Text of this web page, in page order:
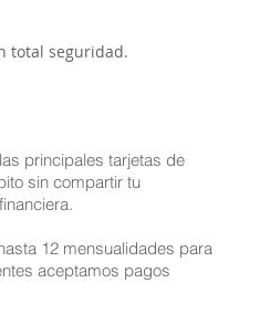
total seguridad.
principales tarjetas de
sin compartir tu
12 mensualidades para
aceptamos pagos